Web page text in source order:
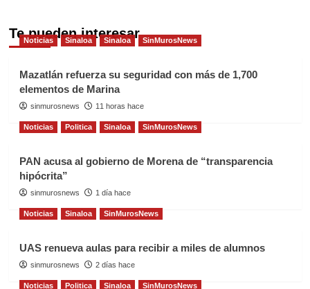
Te pueden interesar
Noticias Sinaloa Sinaloa SinMurosNews
Mazatlán refuerza su seguridad con más de 1,700
elementos de Marina
sinmurosnews 11 horas hace
Noticias Politica Sinaloa SinMurosNews
PAN acusa al gobierno de Morena de “transparencia
hipócrita”
sinmurosnews 1 día hace
Noticias Sinaloa SinMurosNews
UAS renueva aulas para recibir a miles de alumnos
sinmurosnews 2 días hace
Noticias Politica Sinaloa SinMurosNews